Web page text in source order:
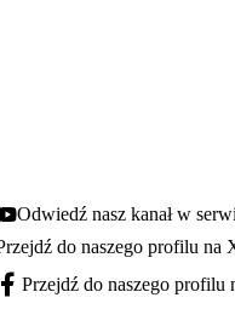
- otwiera się w nowej karcie
Odwiedź nasz kanał w
się w nowej karcie
do naszego profilu na
Facebook - otwiera się w nowej karcie
Przejdź do naszego profilu